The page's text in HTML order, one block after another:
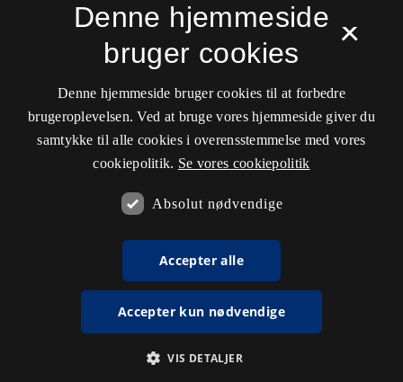
×
Denne hjemmeside
bruger cookies
Denne hjemmeside bruger cookies til at forbedre
brugeroplevelsen. Ved at bruge vores hjemmeside giver du
samtykke til alle cookies i overensstemmelse med vores
cookiepolitik. Se vores cookiepolitik
Absolut nødvendige
Accepter alle
Accepter kun nødvendige
VIS DETALJER